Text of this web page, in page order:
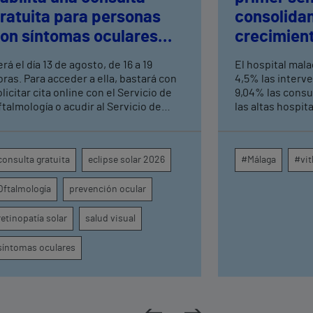
para personas
síntomas oculares
el día 13 de agosto, de 16 a 19
Para acceder a ella, bastará con
cita online con el Servicio de
o acudir al Servicio de
gratuita eclipse solar 2026
prevención ocular
solar salud visual
oculares
altas
El hospital
4,5% las
9,04% las
las altas
centros
provincia
#Málaga